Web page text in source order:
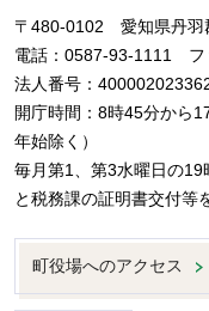
〒480-0102 愛知県丹羽
電話：0587-93-1111 フ
法人番号：
開庁時間：8時45分から
年始除く）
毎月第1、第3水曜日の
と税務課の証明書交付等
町役場へのアクセス